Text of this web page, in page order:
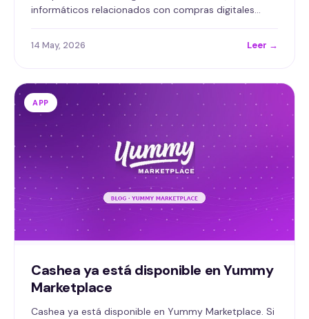
informáticos relacionados con compras digitales…
14 May, 2026 Leer →
APP
Cashea ya está disponible en Yummy
Marketplace
Cashea ya está disponible en Yummy Marketplace. Si